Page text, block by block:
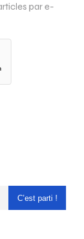
par e-
C’est parti !